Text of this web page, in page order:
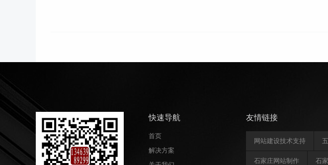
快速导航
首页
解决方案
友情链接
网站建设技术支持
石家庄网站制作 石